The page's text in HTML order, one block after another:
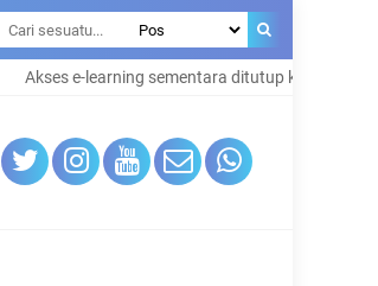
Akses e-learning sementara ditutup karna